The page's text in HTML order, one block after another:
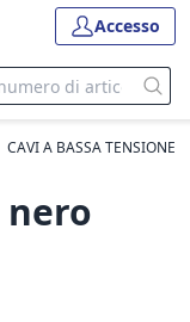
Accesso
CAVI A BASSA TENSIONE
nero